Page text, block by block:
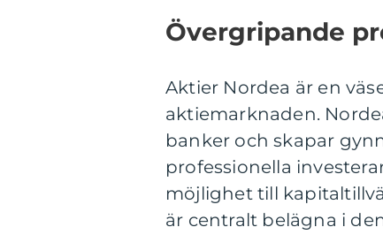
Övergripande
Aktier Nordea är en
aktiemarknaden.
banker och skapar
professionella
möjlighet till
är centralt belägna i